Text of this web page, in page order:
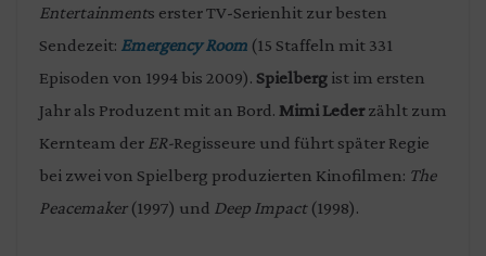
Entertainments erster TV-Serienhit zur besten
Sendezeit: Emergency Room (15 Staffeln mit 331
Episoden von 1994 bis 2009). Spielberg ist im ersten
Jahr als Produzent mit an Bord. Mimi Lederzählt zum
Kernteam der ER-Regisseure und führt später Regie
bei zwei von Spielberg produzierten Kinofilmen: The
Peacemaker(1997) und Deep Impact (1998).